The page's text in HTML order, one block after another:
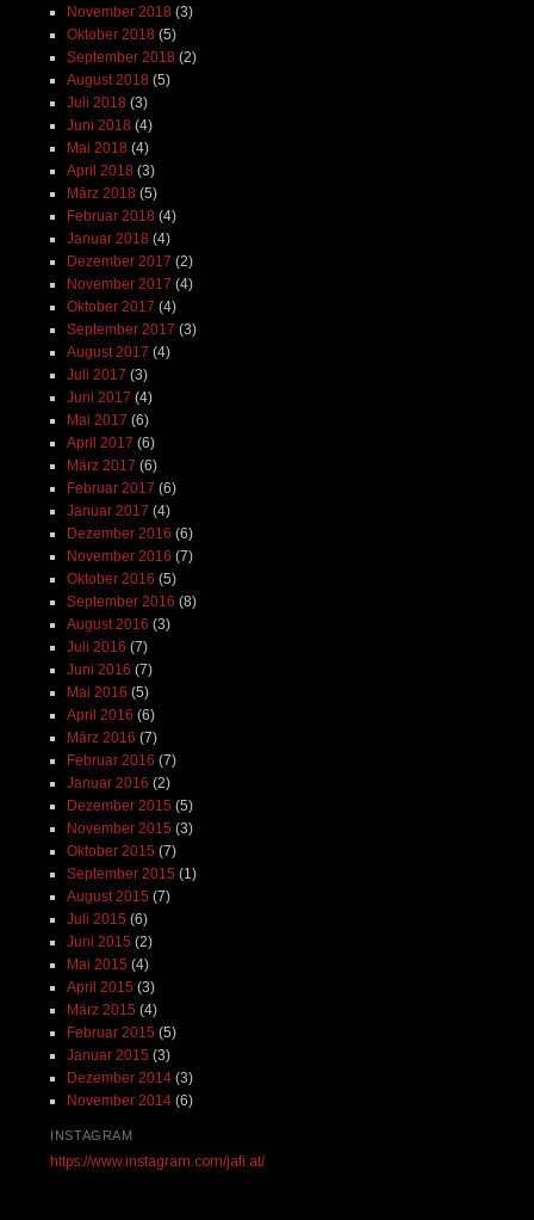
November 2018 (3)
Oktober 2018 (5)
September 2018 (2)
August 2018 (5)
Juli 2018 (3)
Juni 2018 (4)
Mai 2018 (4)
April 2018 (3)
März 2018 (5)
Februar 2018 (4)
Januar 2018 (4)
Dezember 2017 (2)
November 2017 (4)
Oktober 2017 (4)
September 2017 (3)
August 2017 (4)
Juli 2017 (3)
Juni 2017 (4)
Mai 2017 (6)
April 2017 (6)
März 2017 (6)
Februar 2017 (6)
Januar 2017 (4)
Dezember 2016 (6)
November 2016 (7)
Oktober 2016 (5)
September 2016 (8)
August 2016 (3)
Juli 2016 (7)
Juni 2016 (7)
Mai 2016 (5)
April 2016 (6)
März 2016 (7)
Februar 2016 (7)
Januar 2016 (2)
Dezember 2015 (5)
November 2015 (3)
Oktober 2015 (7)
September 2015 (1)
August 2015 (7)
Juli 2015 (6)
Juni 2015 (2)
Mai 2015 (4)
April 2015 (3)
März 2015 (4)
Februar 2015 (5)
Januar 2015 (3)
Dezember 2014(3)
November 2014(6)
INSTAGRAM
https://www.instagram.com/jafi.at/